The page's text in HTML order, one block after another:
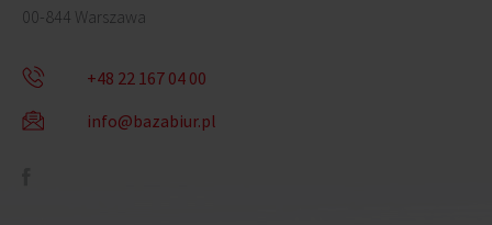
00-844 Warszawa
+48 22 167 04 00
info@bazabiur.pl